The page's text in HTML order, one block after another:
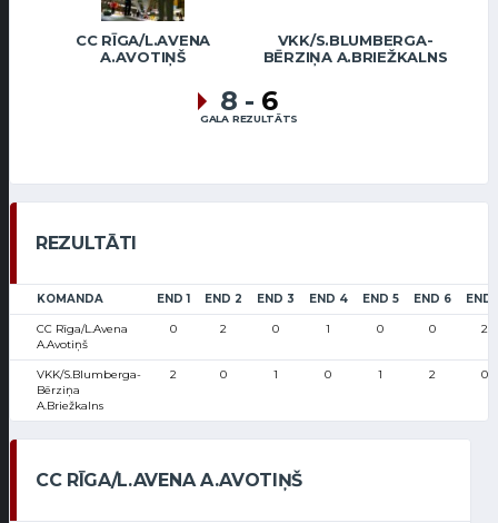
CC RĪGA/L.AVENA
A.AVOTIŅŠ
VKK/S.BLUMBERGA-
BĒRZIŅA A.BRIEŽKALNS
8 - 6
GALA REZULTĀTS
REZULTĀTI
KOMANDA END 1 END 2 END 3 END 4 END 5 END 6 END
CC Rīga/L.Avena
A.Avotiņš
0 2 0 1 0 0 2
VKK/S.Blumberga-
Bērziņa
A.Briežkalns
2 0 1 0 1 2 0
CC RĪGA/L.AVENA A.AVOTIŅŠ